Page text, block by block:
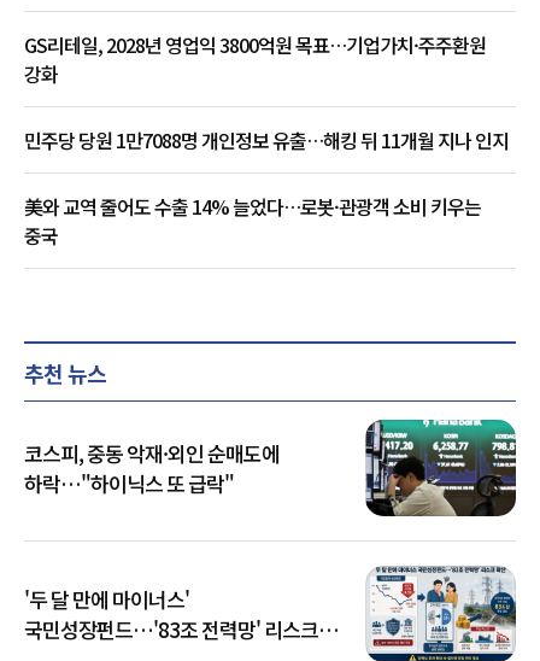
GS리테일, 2028년 영업익 3800억원 목표…기업가치·주주환원
강화
민주당 당원 1만7088명 개인정보 유출…해킹 뒤 11개월 지나 인지
美와 교역 줄어도 수출 14% 늘었다…로봇·관광객 소비 키우는
중국
추천 뉴스
코스피, 중동 악재·외인 순매도에
하락…"하이닉스 또 급락"
'두 달 만에 마이너스'
국민성장펀드…'83조 전력망' 리스크